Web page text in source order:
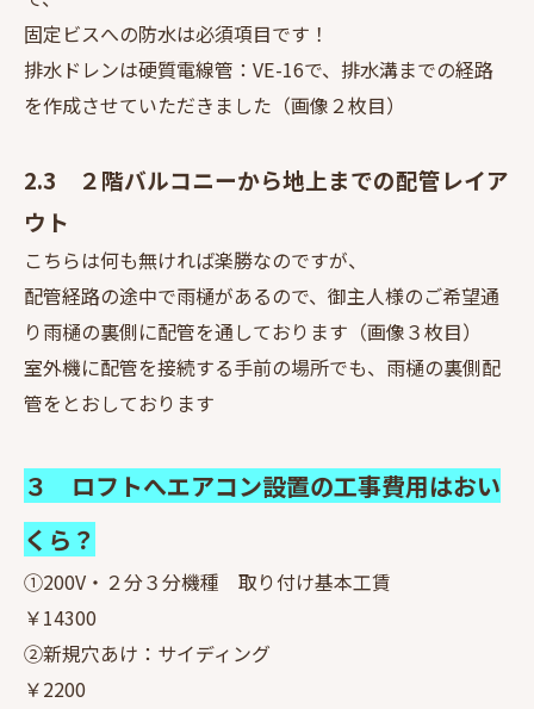
固定ビスへの防水は必須項目です！
排水ドレンは硬質電線管：VE-16で、排水溝までの経路
を作成させていただきました（画像２枚目）
2.3 ２階バルコニーから地上までの配管レイア
ウト
こちらは何も無ければ楽勝なのですが、
配管経路の途中で雨樋があるので、御主人様のご希望通
り雨樋の裏側に配管を通しております（画像３枚目）
室外機に配管を接続する手前の場所でも、雨樋の裏側配
管をとおしております
３ ロフトへエアコン設置の工事費用はおい
くら？
①200V・２分３分機種 取り付け基本工賃
￥14300
②新規穴あけ：サイディング
￥2200